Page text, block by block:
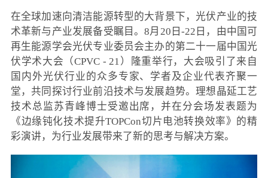
在全球加速向清洁能源转型的大背景下，光伏产业的技
术革新与产业发展备受瞩目。8月20日-22日，由中国可
再生能源学会光伏专业委员会主办的第二十一届中国光
伏学术大会（CPVC - 21）隆重举行，大会吸引了来自
国内外光伏行业的众多专家、学者及企业代表齐聚一
堂，共同探讨行业前沿技术与发展趋势。理想晶延工艺
技术总监苏青峰博士受邀出席，并在分会场发表题为
《边缘钝化技术提升TOPCon切片电池转换效率》的精
彩演讲，为行业发展带来了新的思考与解决方案。